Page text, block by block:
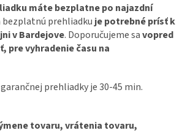
máte bezplatne po najazdní
bezplatnú prehliadku je potrebné prísť k
v Bardejove. Doporučujeme savopred
pre vyhradenie času na
prehliadky je 30-45 min.
tovaru, vrátenia tovaru,